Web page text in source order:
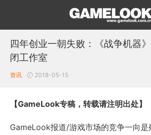
四年创业一朝失败：《战争机器
闭工作室
资讯 2018-05-15
【GameLook专稿，转载请注明出处】
GameLook报道/游戏市场的竞争一向是